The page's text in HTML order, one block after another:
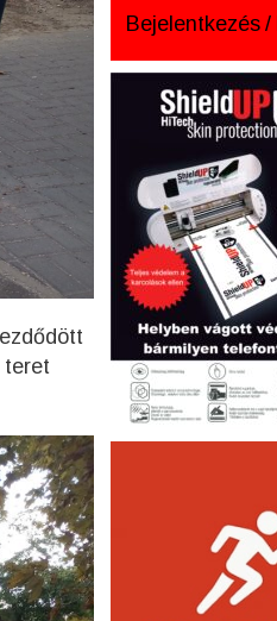
teret
Bejelentkezés /